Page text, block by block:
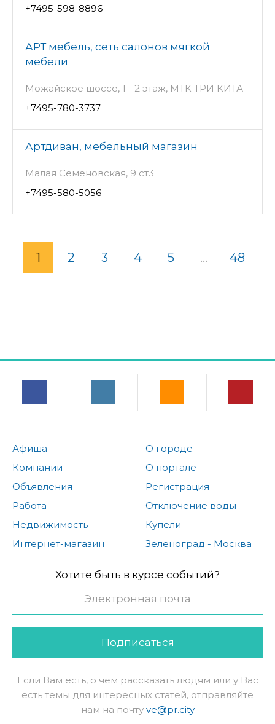
+7495-598-8896
АРТ мебель, сеть салонов мягкой
мебели
Можайское шоссе, 1 - 2 этаж, МТК ТРИ КИТА
+7495-780-3737
Артдиван, мебельный магазин
Малая Семёновская, 9 ст3
+7495-580-5056
1 2 3 4 5 ... 48
Афиша
Компании
Объявления
Работа
Недвижимость
Интернет-магазин
О городе
О портале
Регистрация
Отключение воды
Купели
Зеленоград - Москва
Хотите быть в курсе событий?
Подписаться
Если Вам есть, о чем рассказать людям или у Вас
есть темы для интересных статей, отправляйте
нам на почту ve@pr.city